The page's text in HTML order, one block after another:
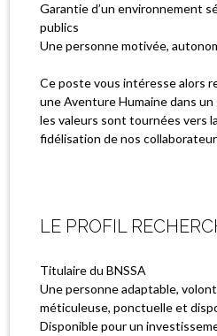
Garantie d’un environnement
publics
Une personne motivée,
Ce poste vous intéresse alors
une Aventure Humaine dans
les valeurs sont tournées vers
fidélisation de nos
LE PROFIL
Titulaire du BNSSA
Une personne adaptable,
méticuleuse, ponctuelle et
Disponible pour un